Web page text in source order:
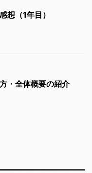
想（1年目）
・全体概要の紹介